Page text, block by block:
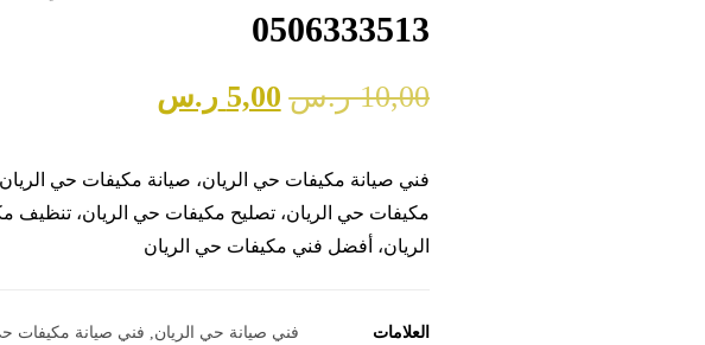
0506333513
10,00 ر.س 5,00 ر.س
فني صيانة مكيفات حي الريان، صيانة مكيفات حي
مكيفات حي الريان، تصليح مكيفات حي الريان، تنظيف
الريان، أفضل فني مكيفات حي الريان
العلامات فني صيانة حي الريان
فني صيانة مكيفات